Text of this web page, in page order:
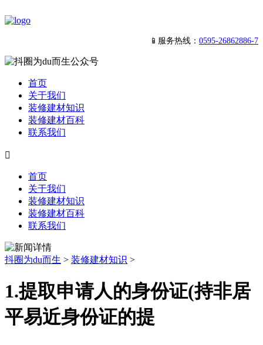
📱服务热线： 0595-26862886-7
首页
关于我们
装修建材知识
装修建材百科
联系我们

首页
关于我们
装修建材知识
装修建材百科
联系我们
抖圈为du而生 > 装修建材知识 >
1.提取申请人的身份证(持非居
平易近身份证的提